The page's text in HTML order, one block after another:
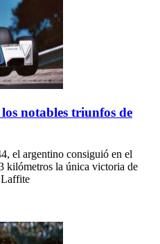
notables triunfos de
el argentino consiguió en el
kilómetros la única victoria de
Laffite